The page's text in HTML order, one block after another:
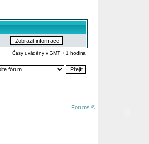
Časy uváděny v GMT + 1 hodina
Forums ©